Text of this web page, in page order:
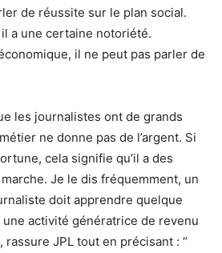
de réussite sur le plan social.
a une certaine notoriété.
il ne peut pas parler de
les journalistes ont de grands
ne donne pas de l’argent. Si
cela signifie qu’il a des
Je le dis fréquemment, un
doit apprendre quelque
une activité génératrice de revenu
rassure JPL tout en précisant : “